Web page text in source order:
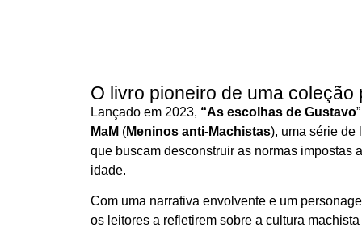
O livro pioneiro de uma coleção
Lançado em 2023, “As escolhas de Gustavo
MaM (Meninos anti-Machistas), uma série de
que buscam desconstruir as normas impostas
idade.
Com uma narrativa envolvente e um
os leitores a refletirem sobre a cultura